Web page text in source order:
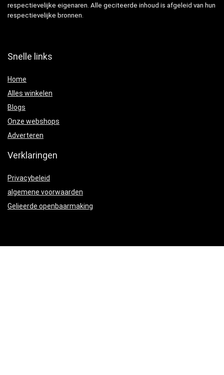
respectievelijke eigenaren. Alle geciteerde inhoud is afgeleid van hun
respectievelijke bronnen.
Snelle links
Home
Alles winkelen
Blogs
Onze webshops
Adverteren
Verklaringen
Privacybeleid
algemene voorwaarden
Gelieerde openbaarmaking